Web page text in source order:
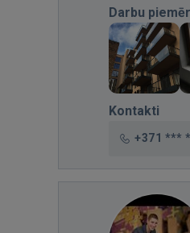
Darbu
Kontakti
+371 ***